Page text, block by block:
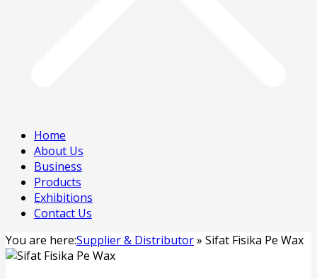
Home
About Us
Business
Products
Exhibitions
Contact Us
You are here:Supplier & Distributor» Sifat Fisika Pe Wax